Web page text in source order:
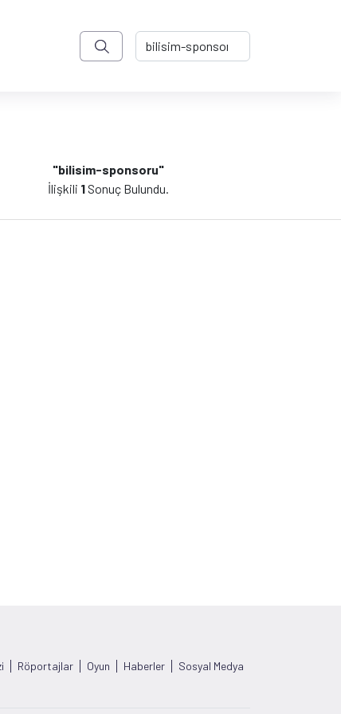
"bilisim-sponsoru"
İlişkili 1 Sonuç Bulundu.
Röportajlar Oyun Haberler Sosyal Medya